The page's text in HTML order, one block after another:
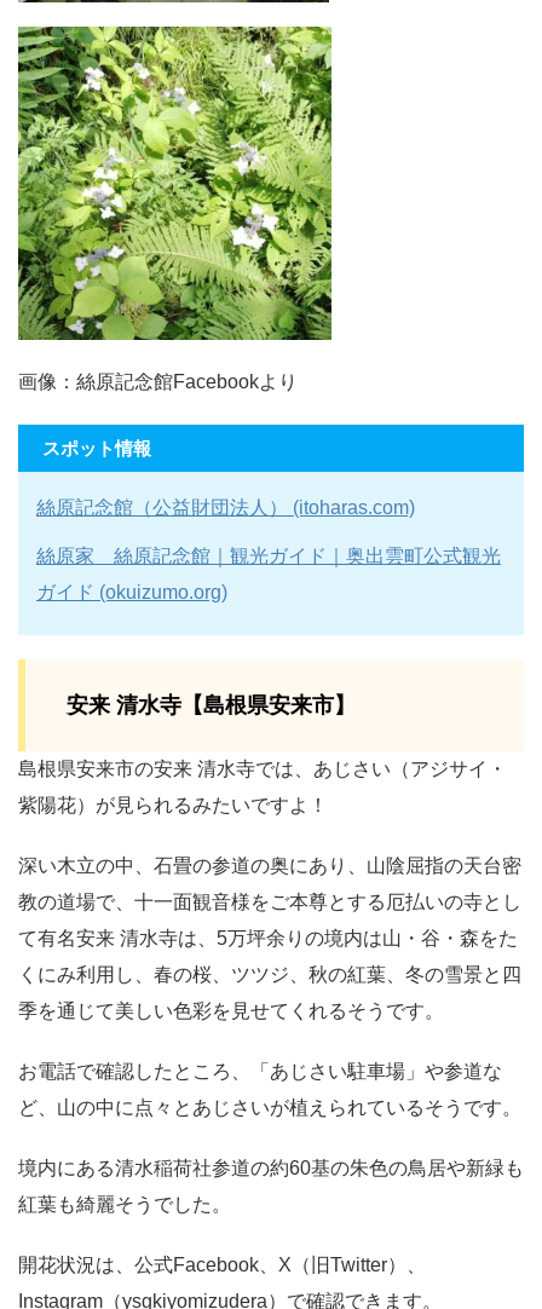
画像：絲原記念館Facebookより
スポット情報
絲原記念館（公益財団法人） (itoharas.com)
絲原家 絲原記念館｜観光ガイド｜奥出雲町公式観光
ガイド (okuizumo.org)
安来 清水寺【島根県安来市】
島根県安来市の安来 清水寺では、あじさい（アジサイ・
紫陽花）が見られるみたいですよ！
深い木立の中、石畳の参道の奥にあり、山陰屈指の天台密
教の道場で、十一面観音様をご本尊とする厄払いの寺とし
て有名安来 清水寺は、5万坪余りの境内は山・谷・森をた
くにみ利用し、春の桜、ツツジ、秋の紅葉、冬の雪景と四
季を通じて美しい色彩を見せてくれるそうです。
お電話で確認したところ、「あじさい駐車場」や参道な
ど、山の中に点々とあじさいが植えられているそうです。
境内にある清水稲荷社参道の約60基の朱色の鳥居や新緑も
紅葉も綺麗そうでした。
開花状況は、公式Facebook、X（旧Twitter）、
Instagram（ysgkiyomizudera）で確認できます。